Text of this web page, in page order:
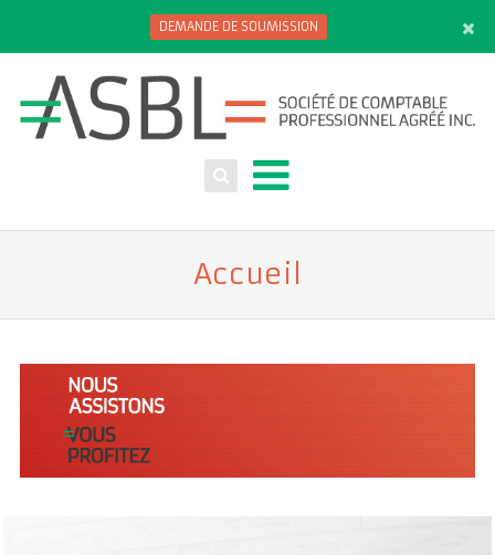
DEMANDE DE SOUMISSION
Accueil